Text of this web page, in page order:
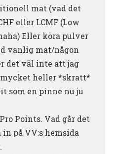
mat (vad det
eller LCMF (Low
Eller köra pulver
vanlig mat/någon
det väl inte att jag
heller *skratt*
som en pinne nu ju
Points. Vad går det
in på VV:s hemsida